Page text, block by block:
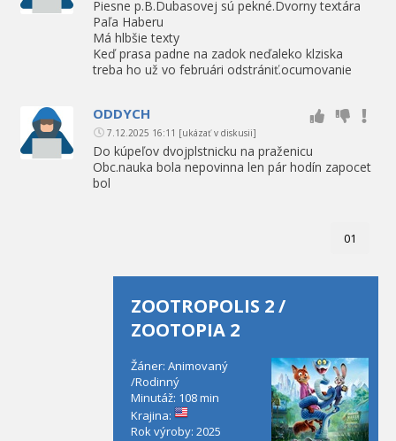
Piesne p.B.Dubasovej sú pekné.Dvorny textára
Paľa Haberu
Má hlbšie texty
Keď prasa padne na zadok neďaleko klziska
treba ho už vo februári odstrániť.ocumovanie
ODDYCH
7.12.2025 16:11 [ukázať v diskusii]
Do kúpeľov dvojplstnicku na praženicu
Obc.nauka bola nepovinna len pár hodín zapocet
bol
01
ZOOTROPOLIS 2 /
ZOOTOPIA 2
Žáner: Animovaný
/Rodinný
Minutáž: 108 min
Krajina:
Rok výroby: 2025